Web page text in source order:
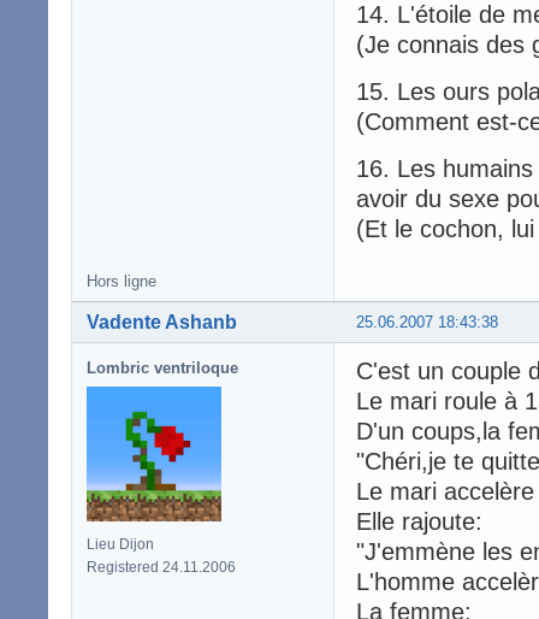
14. L'étoile de
(Je connais des
15. Les ours
(Comment est-
16. Les
avoir du sexe
(Et le cochon, lui
Hors ligne
25.06.2007 18:43:38
Vadente Ashanb
Lombric ventriloque
Lieu Dijon
Registered 24.11.2006
C'est un couple
Le mari roule à
D'un coups,la
"Chéri,je te
Le mari
Elle rajoute:
"J'emmène les
L'homme
La femme: